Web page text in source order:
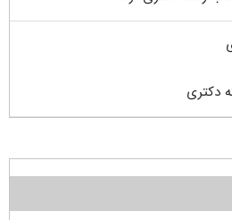
دکتری